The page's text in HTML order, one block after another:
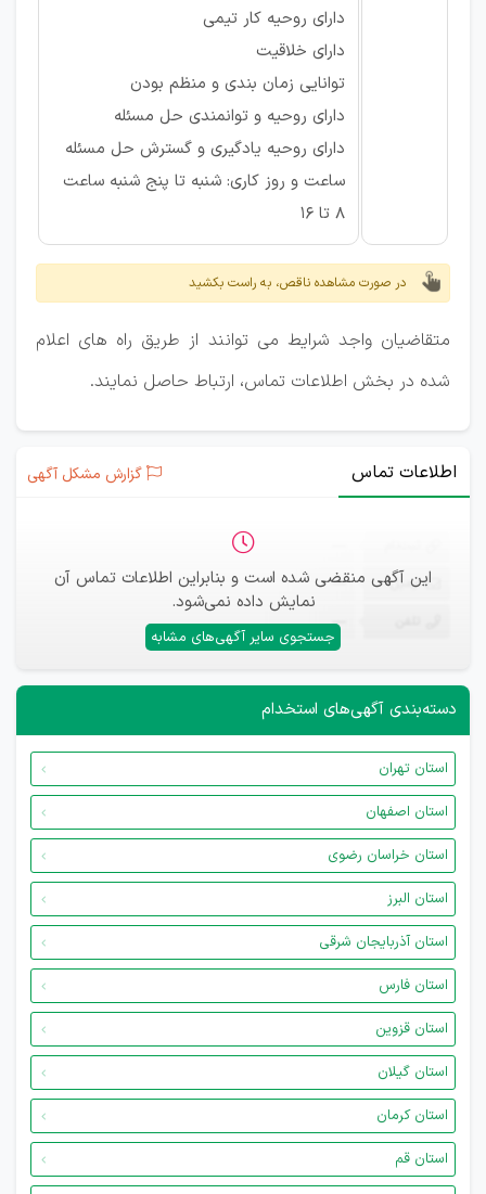
دارای روحیه کار تیمی
دارای خلاقیت
توانایی زمان بندی و منظم بودن
دارای روحیه و توانمندی حل مسئله
دارای روحیه یادگیری و گسترش حل مسئله
ساعت و روز کاری: شنبه تا پنج شنبه ساعت
8 تا 16
در صورت مشاهده ناقص، به راست بکشید
متقاضیان واجد شرایط می توانند از طریق راه های اعلام
شده در بخش اطلاعات تماس، ارتباط حاصل نمایند.
اطلاعات تماس گزارش مشکل آگهی
این آگهی منقضی شده است و بنابراین اطلاعات تماس آن
نمایش داده نمی‌شود.
جستجوی سایر آگهی‌های مشابه
ایمیل —
—
دسته‌بندی آگهی‌های استخدام
استان تهران
استان اصفهان
استان خراسان رضوی
استان البرز
استان آذربایجان شرقی
استان فارس
استان قزوین
استان گیلان
استان کرمان
استان قم